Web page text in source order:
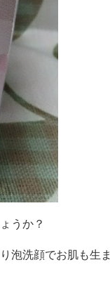
うか？
泡洗顔でお肌も生ま